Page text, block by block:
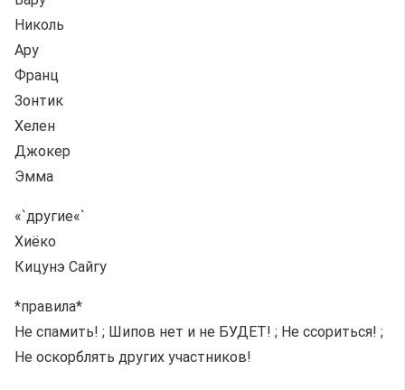
Николь
Ару
Франц
Зонтик
Хелен
Джокер
Эмма
«`другие«`
Хиёко
Кицунэ Сайгу
*правила*
Не спамить! ; Шипов нет и не БУДЕТ! ; Не ссориться! ;
Не оскорблять других участников!